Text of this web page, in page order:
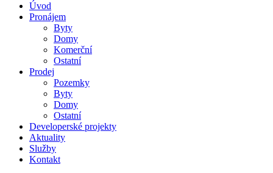
Úvod
Pronájem
Byty
Domy
Komerční
Ostatní
Prodej
Pozemky
Byty
Domy
Ostatní
Developerské projekty
Aktuality
Služby
Kontakt